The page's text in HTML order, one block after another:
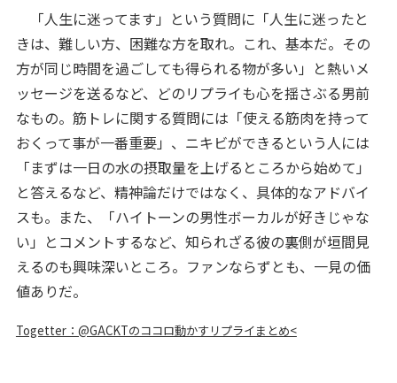
「人生に迷ってます」という質問に「人生に迷ったと
きは、難しい方、困難な方を取れ。これ、基本だ。その
方が同じ時間を過ごしても得られる物が多い」と熱いメ
ッセージを送るなど、どのリプライも心を揺さぶる男前
なもの。筋トレに関する質問には「使える筋肉を持って
おくって事が一番重要」、ニキビができるという人には
「まずは一日の水の摂取量を上げるところから始めて」
と答えるなど、精神論だけではなく、具体的なアドバイ
スも。また、「ハイトーンの男性ボーカルが好きじゃな
い」とコメントするなど、知られざる彼の裏側が垣間見
えるのも興味深いところ。ファンならずとも、一見の価
値ありだ。
Togetter：@GACKTのココロ動かすリプライまとめ<